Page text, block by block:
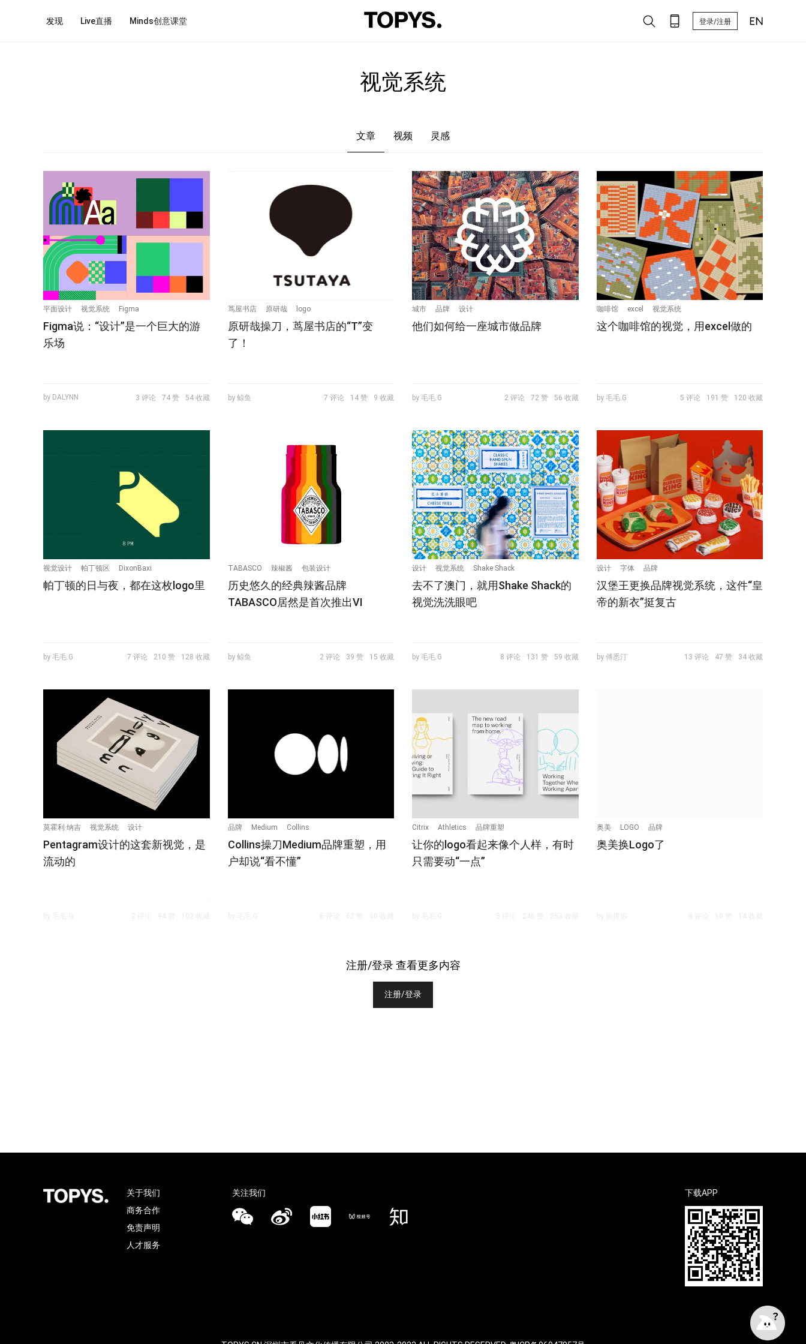
发现 Live直播 Minds创意课堂 登录/注册
文章 视频 灵感
平面设计 视觉系统 Figma
Figma说：“设计”是一个巨大的游
乐场
by DALYNN 3 评论 74 赞 54 收藏
茑屋书店 原研哉 logo
原研哉操刀，茑屋书店的“T”变
了！
by 鲸鱼 7 评论 14 赞 9 收藏
城市 品牌 设计
他们如何给一座城市做品牌
by 毛毛.G 2 评论 72 赞 56 收藏
咖啡馆 excel 视觉系统
这个咖啡馆的视觉，用excel做的
by 毛毛.G 5 评论 191 赞 120 收藏
视觉设计 帕丁顿区 DixonBaxi
帕丁顿的日与夜，都在这枚logo里
by 毛毛.G 7 评论 210 赞 128 收藏
TABASCO 辣椒酱 包装设计
历史悠久的经典辣酱品牌
TABASCO居然是首次推出VI
by 鲸鱼 2 评论 39 赞 15 收藏
设计 视觉系统 Shake Shack
去不了澳门，就用Shake Shack的
视觉洗洗眼吧
by 毛毛.G 8 评论 131 赞 59 收藏
设计 字体 品牌
汉堡王更换品牌视觉系统，这件“皇
帝的新衣”挺复古
by 傅悉汀 13 评论 47 赞 34 收藏
莫霍利·纳吉 视觉系统 设计
Pentagram设计的这套新视觉，是
流动的
品牌 Medium Collins
Collins操刀Medium品牌重塑，用
户却说“看不懂”
Citrix Athletics 品牌重塑
让你的logo看起来像个人样，有时
只需要动“一点”
奥美 LOGO 品牌
奥美换Logo了
注册/登录 查看更多内容
注册/登录
关于我们
商务合作
免责声明
人才服务
关注我们 下载APP